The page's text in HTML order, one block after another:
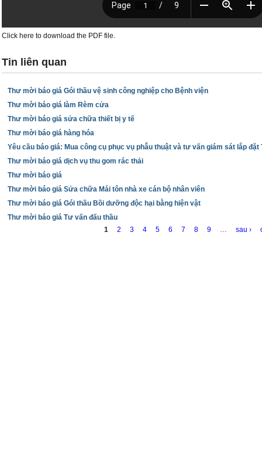
Click here to download the PDF file.
Tin liên quan
Thư mời báo giá Gói thầu vệ sinh công nghiệp cho Bệnh viện
Thư mời báo giá làm Rèm cửa
Thư mời báo giá sửa chữa thiết bị y tế
Thư mời báo giá hàng hóa
Yêu cầu báo giá: Mua công cụ phục vụ phẫu thuật và tư vấn giám sát lắp đặt
Thư mời báo giá dịch vụ thu gom rác thải
Thư mời báo giá
Thư mời báo giá Sửa chữa Mái tôn nhà xe cán bộ nhân viên
Thư mời báo giá Gói thầu Bồi dưỡng độc hại bằng hiện vật
Thư mời báo giá Tư vấn đấu thầu
T
g
1 2 3 4 5 6 7 8 9 … sau ›